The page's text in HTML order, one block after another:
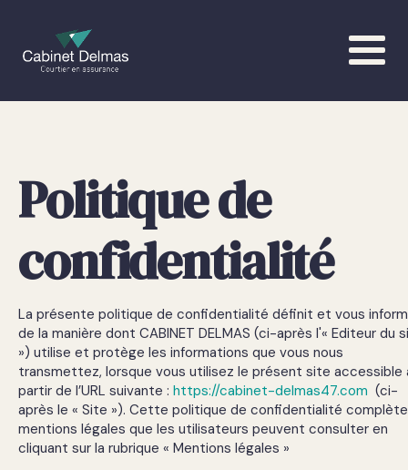
Politique de
confidentialité
La présente politique de confidentialité définit et vous
de la manière dont CABINET DELMAS (ci-après l'« Editeur du
») utilise et protège les informations que vous nous
transmettez, lorsque vous utilisez le présent site accessible
partir de l’URL suivante : https://cabinet-delmas47.com (ci-
après le « Site »). Cette politique de confidentialité
mentions légales que les utilisateurs peuvent consulter en
cliquant sur la rubrique « Mentions légales »